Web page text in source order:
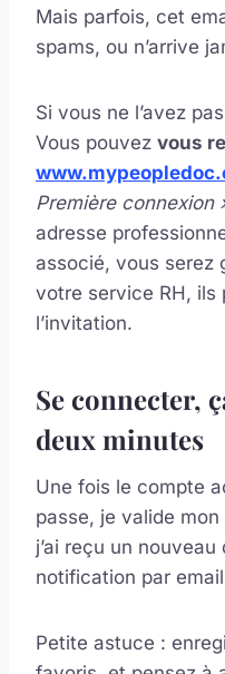
Mais parfois, cet
spams, ou n’arrive
Si vous ne l’avez
Vous pouvez vous
Première connexion
adresse
associé, vous serez
votre service RH, ils
l’invitation.
Se connecter,
deux minutes
Une fois le compte
passe, je valide
j’ai reçu un
notification par
Petite astuce :